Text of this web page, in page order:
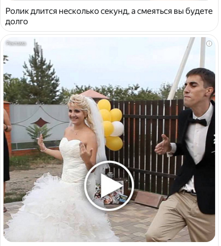
Ролик длится несколько секунд, а смеяться вы будете
долго
i